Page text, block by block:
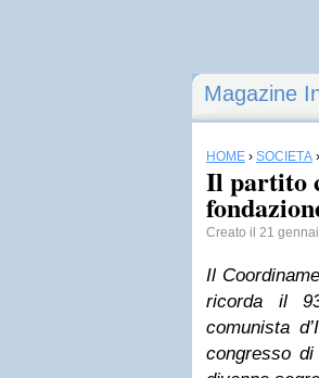
Magazine
HOME › SOCIETÀ ›
Il partito
Creato il 21
Il
ricorda il
comunista
congresso di